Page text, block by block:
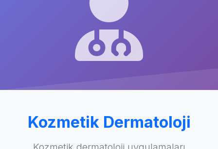
Kozmetik Dermatoloji